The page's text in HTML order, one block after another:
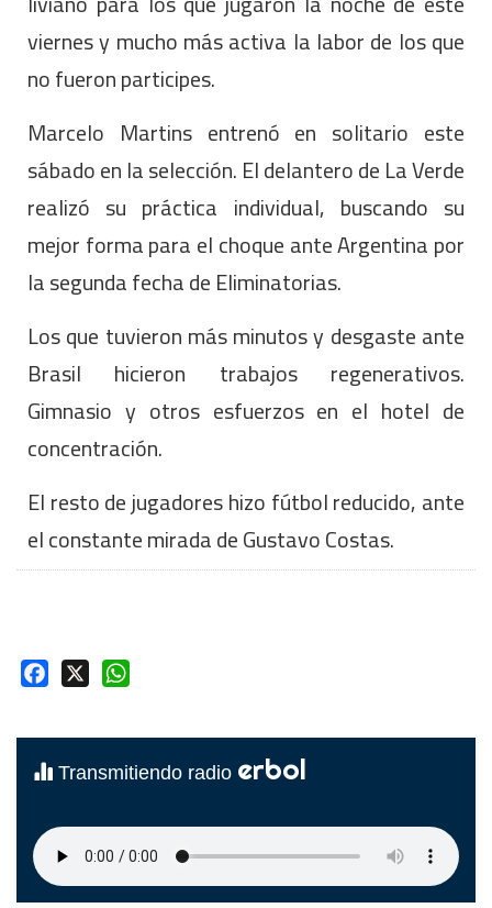
viernes y mucho más activa la labor de los que
no fueron participes.
Marcelo Martins entrenó en solitario este
sábado en la selección. El delantero de La Verde
realizó su práctica individual, buscando su
mejor forma para el choque ante Argentina por
la segunda fecha de Eliminatorias.
Los que tuvieron más minutos y desgaste ante
Brasil hicieron trabajos regenerativos.
Gimnasio y otros esfuerzos en el hotel de
concentración.
El resto de jugadores hizo fútbol reducido, ante
el constante mirada de Gustavo Costas.
Facebook
Transmitiendo radio erbol